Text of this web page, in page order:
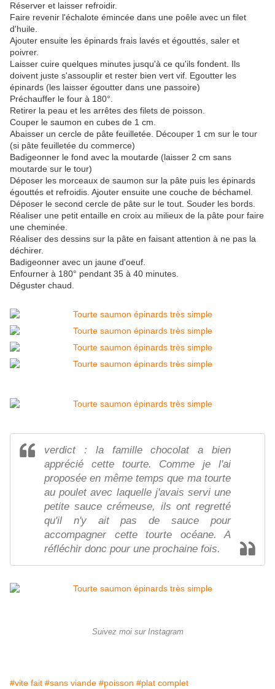
Réserver et laisser refroidir.
Faire revenir l'échalote émincée dans une poêle avec un filet
d'huile.
Ajouter ensuite les épinards frais lavés et égouttés, saler et
poivrer.
Laisser cuire quelques minutes jusqu'à ce qu'ils fondent. Ils
doivent juste s'assouplir et rester bien vert vif. Egoutter les
épinards (les laisser égoutter dans une passoire)
Préchauffer le four à 180°.
Retirer la peau et les arrêtes des filets de poisson.
Couper le saumon en cubes de 1 cm.
Abaisser un cercle de pâte feuilletée. Découper 1 cm sur le tour
(si pâte feuilletée du commerce)
Badigeonner le fond avec la moutarde (laisser 2 cm sans
moutarde sur le tour)
Déposer les morceaux de saumon sur la pâte puis les épinards
égouttés et refroidis. Ajouter ensuite une couche de béchamel.
Déposer le second cercle de pâte sur le tout. Souder les bords.
Réaliser une petit entaille en croix au milieux de la pâte pour faire
une cheminée.
Réaliser des dessins sur la pâte en faisant attention à ne pas la
déchirer.
Badigeonner avec un jaune d'oeuf.
Enfourner à 180° pendant 35 à 40 minutes.
Déguster chaud.
verdict : la famille chocolat a bien
apprécié cette tourte. Comme je l'ai
proposée en même temps que ma tourte
au poulet avec laquelle j'avais servi une
petite sauce crémeuse, ils ont regretté
qu'il n'y ait pas de sauce pour
accompagner cette tourte océane. A
réfléchir donc pour une prochaine fois.
Suivez moi sur Instagram
#vite fait #sans viande #poisson #plat complet